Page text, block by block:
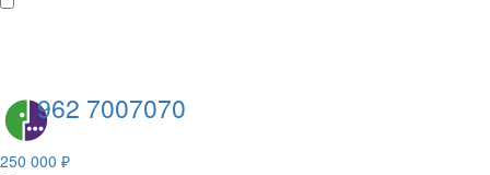
962 7007070
250 000 ₽